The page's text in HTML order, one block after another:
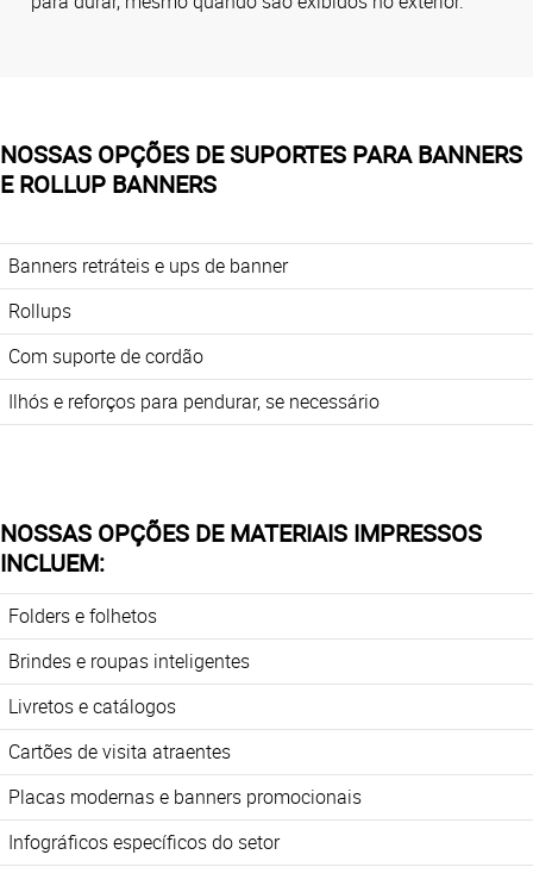
NOSSAS OPÇÕES DE SUPORTES PARA BANNERS
E ROLLUP BANNERS
Banners retráteis e ups de banner
Rollups
Com suporte de cordão
Ilhós e reforços para pendurar, se necessário
NOSSAS OPÇÕES DE MATERIAIS IMPRESSOS
INCLUEM:
Folders e folhetos
Brindes e roupas inteligentes
Livretos e catálogos
Cartões de visita atraentes
Placas modernas e banners promocionais
Infográficos específicos do setor